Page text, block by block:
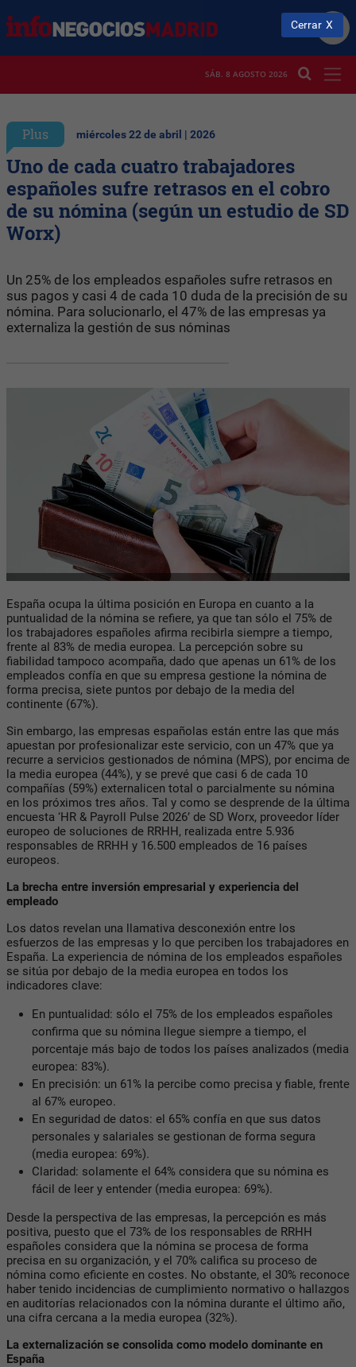
SÁB. 8 AGOSTO 2026
Plus miércoles 22 de abril | 2026
Uno de cada cuatro trabajadores
españoles sufre retrasos en el cobro
de su nómina (según un estudio de SD
Worx)
Un 25% de los empleados españoles sufre retrasos en
sus pagos y casi 4 de cada 10 duda de la precisión de su
nómina. Para solucionarlo, el 47% de las empresas ya
externaliza la gestión de sus nóminas
España ocupa la última posición en Europa en cuanto a la
puntualidad de la nómina se refiere, ya que tan sólo el 75% de
los trabajadores españoles afirma recibirla siempre a tiempo,
frente al 83% de media europea. La percepción sobre su
fiabilidad tampoco acompaña, dado que apenas un 61% de los
empleados confía en que su empresa gestione la nómina de
forma precisa, siete puntos por debajo de la media del
continente (67%).
Sin embargo, las empresas españolas están entre las que más
apuestan por profesionalizar este servicio, con un 47% que ya
recurre a servicios gestionados de nómina (MPS), por encima de
la media europea (44%), y se prevé que casi 6 de cada 10
compañías (59%) externalicen total o parcialmente su nómina
en los próximos tres años. Tal y como se desprende de la última
encuesta ‘HR & Payroll Pulse 2026’ de SD Worx, proveedor líder
europeo de soluciones de RRHH, realizada entre 5.936
responsables de RRHH y 16.500 empleados de 16 países
europeos.
La brecha entre inversión empresarial y experiencia del
empleado
Los datos revelan una llamativa desconexión entre los
esfuerzos de las empresas y lo que perciben los trabajadores en
España. La experiencia de nómina de los empleados españoles
se sitúa por debajo de la media europea en todos los
indicadores clave:
En puntualidad: sólo el 75% de los empleados españoles
confirma que su nómina llegue siempre a tiempo, el
porcentaje más bajo de todos los países analizados (media
europea: 83%).
En precisión: un 61% la percibe como precisa y fiable, frente
al 67% europeo.
En seguridad de datos: el 65% confía en que sus datos
personales y salariales se gestionan de forma segura
(media europea: 69%).
Claridad: solamente el 64% considera que su nómina es
fácil de leer y entender (media europea: 69%).
Desde la perspectiva de las empresas, la percepción es más
positiva, puesto que el 73% de los responsables de RRHH
españoles considera que la nómina se procesa de forma
precisa en su organización, y el 70% califica su proceso de
nómina como eficiente en costes. No obstante, el 30% reconoce
haber tenido incidencias de cumplimiento normativo o hallazgos
en auditorías relacionados con la nómina durante el último año,
una cifra cercana a la media europea (32%).
La externalización se consolida como modelo dominante en
España
Cerrar